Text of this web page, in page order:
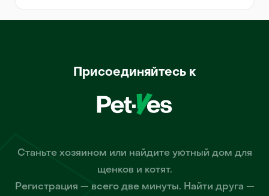
Присоединяйтесь к
Станьте хозяином или найдите уютный дом для
щенков и котят.
Регистрация — всего две минуты. Найти друга —